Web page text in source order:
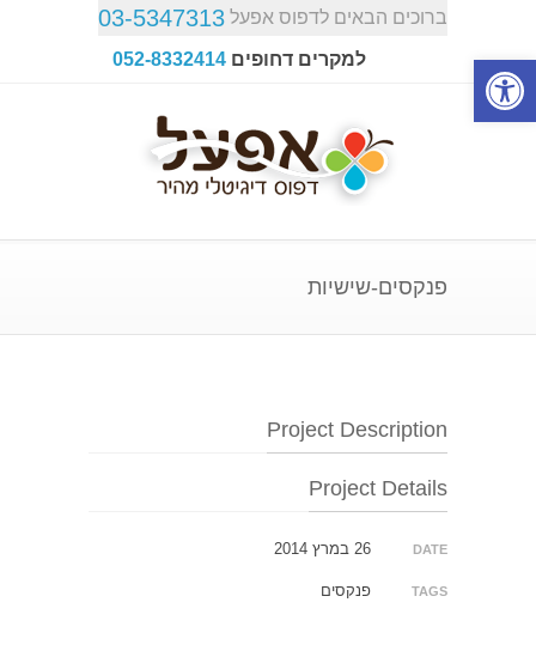
ברוכים הבאים לדפוס אפעל 03-5347313
למקרים דחופים 052-8332414
פנקסים-שישיות
Project Description
Project Details
DATE
TAGS פנקסים
פתח סרגל נגישות